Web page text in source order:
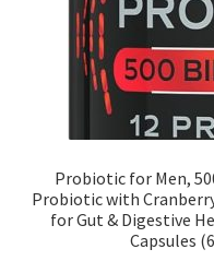
Probiotic for Men,
Probiotic with
for Gut & Digestive
Capsules